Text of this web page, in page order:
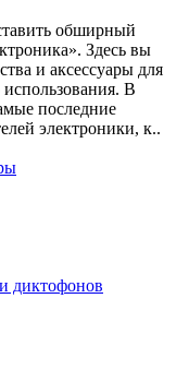
обширный
Здесь вы
и аксессуары для
В
последние
электроники, к..
диктофонов